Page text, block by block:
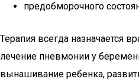
предобморочного
Терапия всегда назначается
лечение пневмонии у
вынашивание ребенка,